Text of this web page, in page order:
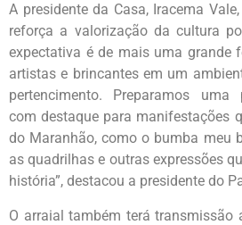
A presidente da Casa, Iracema
reforça a valorização da cultura
expectativa é de mais uma grande
artistas e brincantes em um
pertencimento. Preparamos uma
com destaque para manifestações
do Maranhão, como o bumba meu
as quadrilhas e outras expressões
história”, destacou a presidente do
O arraial também terá transmissão